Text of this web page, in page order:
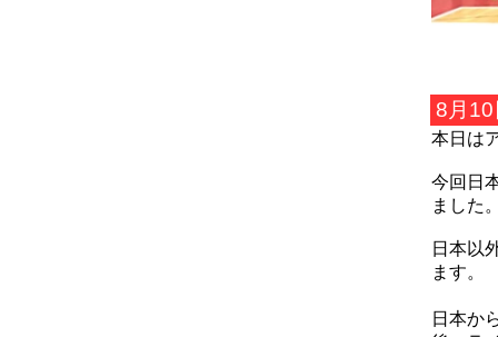
8月10
本日は
今回日
ました
日本以
ます。
日本か